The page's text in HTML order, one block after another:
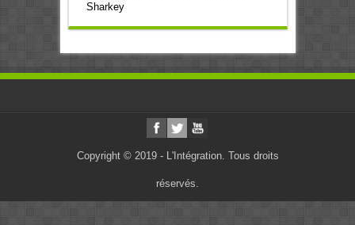
Sharkey
Copyright © 2019 - L'Intégration. Tous droits
réservés.